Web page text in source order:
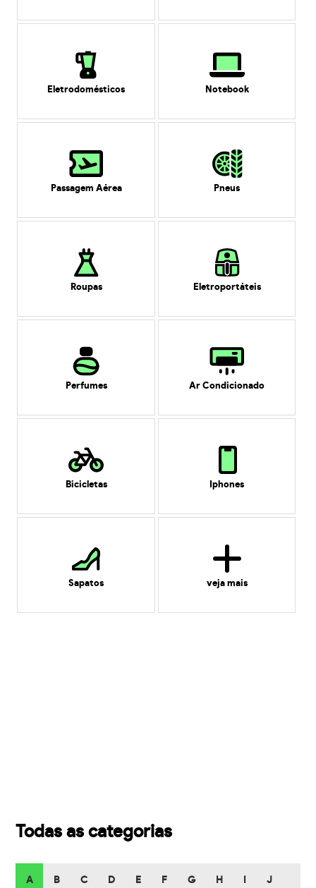
Eletrodomésticos Notebook
Passagem Aérea Pneus
Roupas Eletroportáteis
Perfumes Ar Condicionado
Bicicletas Iphones
Sapatos veja mais
Todas as categorias
A B C D E F G H J